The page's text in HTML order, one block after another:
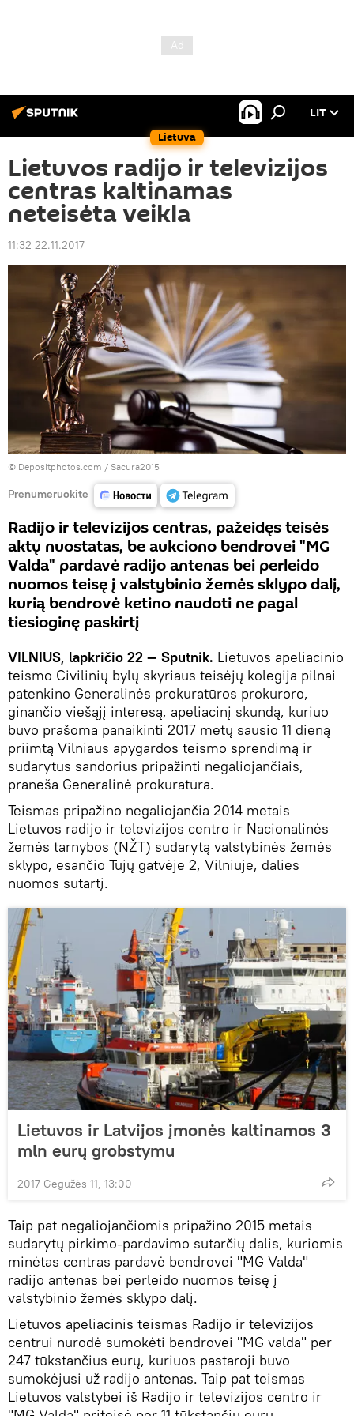
Lietuva
LIT
Lietuvos radijo ir televizijos
centras kaltinamas
neteisėta veikla
11:32 22.11.2017
© Depositphotos.com / Sacura2015
Prenumeruokite
Radijo ir televizijos centras, pažeidęs teisės
aktų nuostatas, be aukciono bendrovei "MG
Valda" pardavė radijo antenas bei perleido
nuomos teisę į valstybinio žemės sklypo dalį,
kurią bendrovė ketino naudoti ne pagal
tiesioginę paskirtį
VILNIUS, lapkričio 22 — Sputnik. Lietuvos apeliacinio
teismo Civilinių bylų skyriaus teisėjų kolegija pilnai
patenkino Generalinės prokuratūros prokuroro,
ginančio viešąjį interesą, apeliacinį skundą, kuriuo
buvo prašoma panaikinti 2017 metų sausio 11 dieną
priimtą Vilniaus apygardos teismo sprendimą ir
sudarytus sandorius pripažinti negaliojančiais,
praneša Generalinė prokuratūra.
Teismas pripažino negaliojančia 2014 metais
Lietuvos radijo ir televizijos centro ir Nacionalinės
žemės tarnybos (NŽT) sudarytą valstybinės žemės
sklypo, esančio Tujų gatvėje 2, Vilniuje, dalies
nuomos sutartį.
Lietuvos ir Latvijos įmonės kaltinamos 3
mln eurų grobstymu
2017 Gegužės 11, 13:00
Taip pat negaliojančiomis pripažino 2015 metais
sudarytų pirkimo-pardavimo sutarčių dalis, kuriomis
minėtas centras pardavė bendrovei "MG Valda"
radijo antenas bei perleido nuomos teisę į
valstybinio žemės sklypo dalį.
Lietuvos apeliacinis teismas Radijo ir televizijos
centrui nurodė sumokėti bendrovei "MG valda" per
247 tūkstančius eurų, kuriuos pastaroji buvo
sumokėjusi už radijo antenas. Taip pat teismas
Lietuvos valstybei iš Radijo ir televizijos centro ir